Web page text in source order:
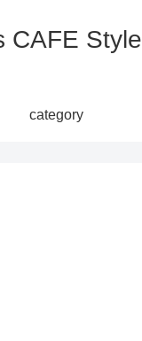
CAFE Style
category